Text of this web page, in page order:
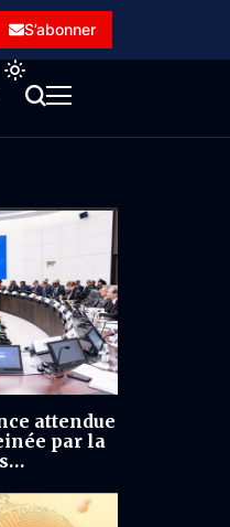
S’abonner
attendue
par la